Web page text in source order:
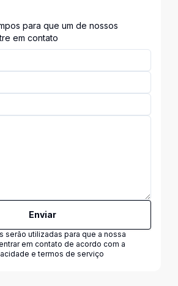
para que um de nossos
em contato
Enviar
serão utilizadas para que a nossa
em contato de acordo com a
e termos de serviço